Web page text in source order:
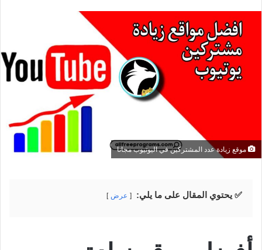
موقع زيادة عدد المشتركين في اليوتيوب مجانا
✅ يحتوي المقال على ما يلي: عرض